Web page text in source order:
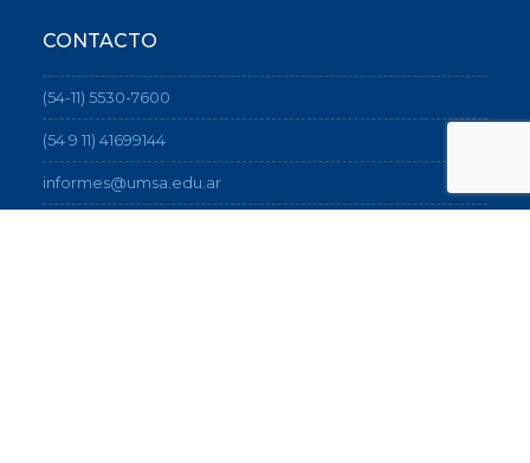
CONTACTO
(54-11) 5530-7600
(54 9 11) 41699144
informes@umsa.edu.ar